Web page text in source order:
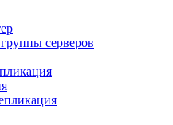
серверов